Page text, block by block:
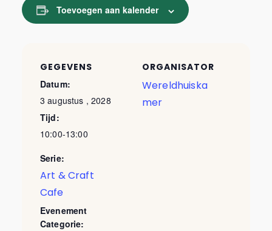
Toevoegen aan kalender
GEGEVENS
Datum:
3 augustus , 2028
Tijd:
10:00-13:00
Serie:
Art & Craft
Cafe
Evenement
Categorie:
ORGANISATOR
Wereldhuiska
mer